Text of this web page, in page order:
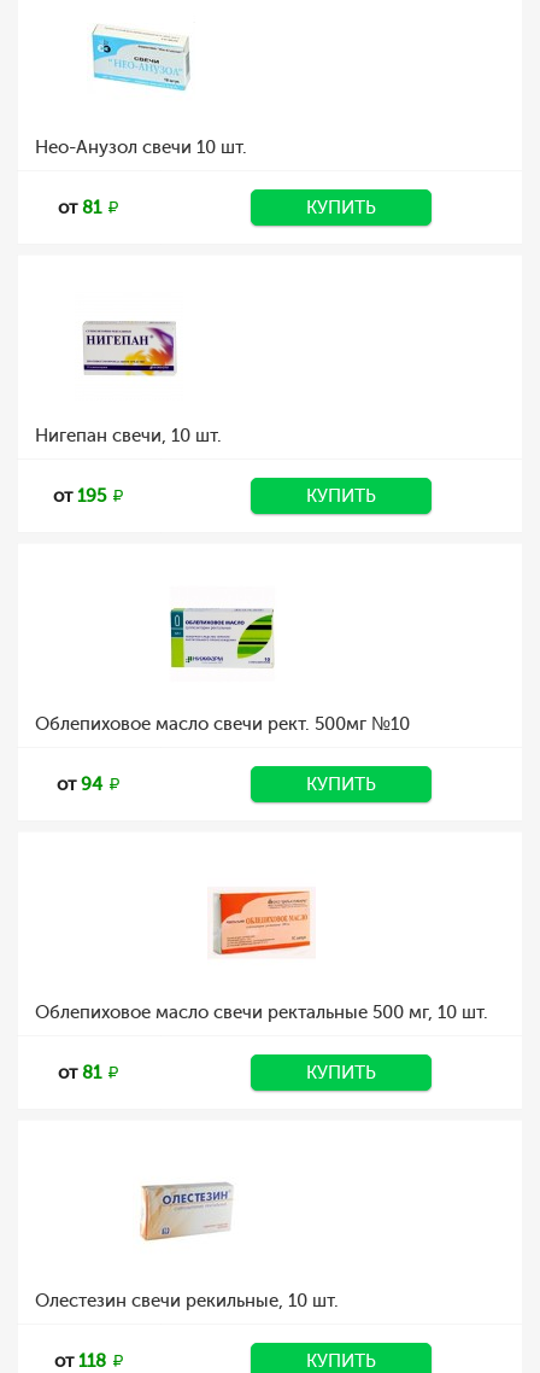
Нео-Анузол свечи 10 шт.
от81 КУПИТЬ
Нигепан свечи, 10 шт.
от195 КУПИТЬ
Облепиховое масло свечи рект. 500мг №10
от94 КУПИТЬ
Облепиховое масло свечи ректальные 500 мг, 10 шт.
от81 КУПИТЬ
Олестезин свечи рекильные, 10 шт.
от118 КУПИТЬ